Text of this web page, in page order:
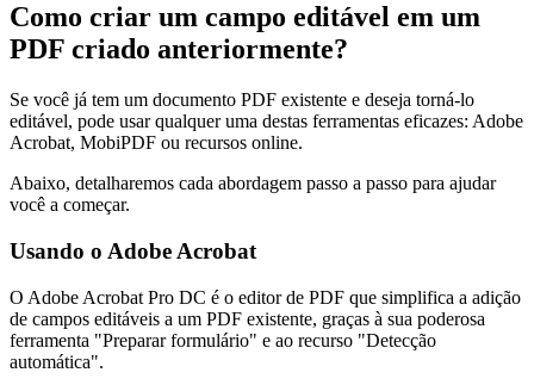
Como criar um campo editável em um
PDF criado anteriormente?
Se você já tem um documento PDF existente e deseja torná-lo
editável, pode usar qualquer uma destas ferramentas eficazes: Adobe
Acrobat, MobiPDF ou recursos online.
Abaixo, detalharemos cada abordagem passo a passo para ajudar
você a começar.
Usando o Adobe Acrobat
O Adobe Acrobat Pro DC é o editor de PDF que simplifica a adição
de campos editáveis a um PDF existente, graças à sua poderosa
ferramenta "Preparar formulário" e ao recurso "Detecção
automática".